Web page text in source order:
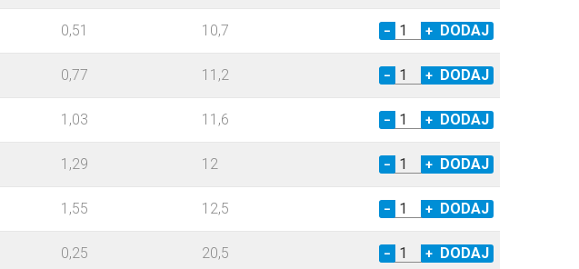
0,51 10,7 − +
0,77 11,2 − +
1,03 11,6 − +
1,29 12 − +
1,55 12,5 − +
0,25 20,5 − +